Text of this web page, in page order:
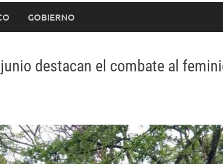
GOBIERNO
destacan el combate al